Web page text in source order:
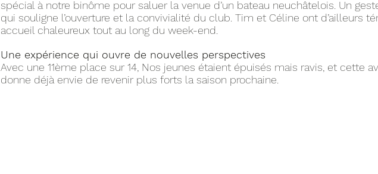
spécial à notre binôme pour saluer la venue d’un bateau neuchâtelois. Un
qui souligne l’ouverture et la convivialité du club. Tim et Céline ont d’ailleurs
accueil chaleureux tout au long du week-end.
Une expérience qui ouvre de nouvelles perspectives
Avec une 11ème place sur 14, Nos jeunes étaient épuisés mais ravis, et cette
donne déjà envie de revenir plus forts la saison prochaine.